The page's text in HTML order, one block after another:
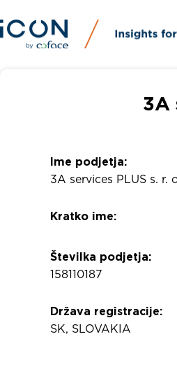
3A
Ime podjetja:
3A services PLUS s. r.
Kratko ime:
Številka podjetja:
158110187
Država registracije:
SK, SLOVAKIA